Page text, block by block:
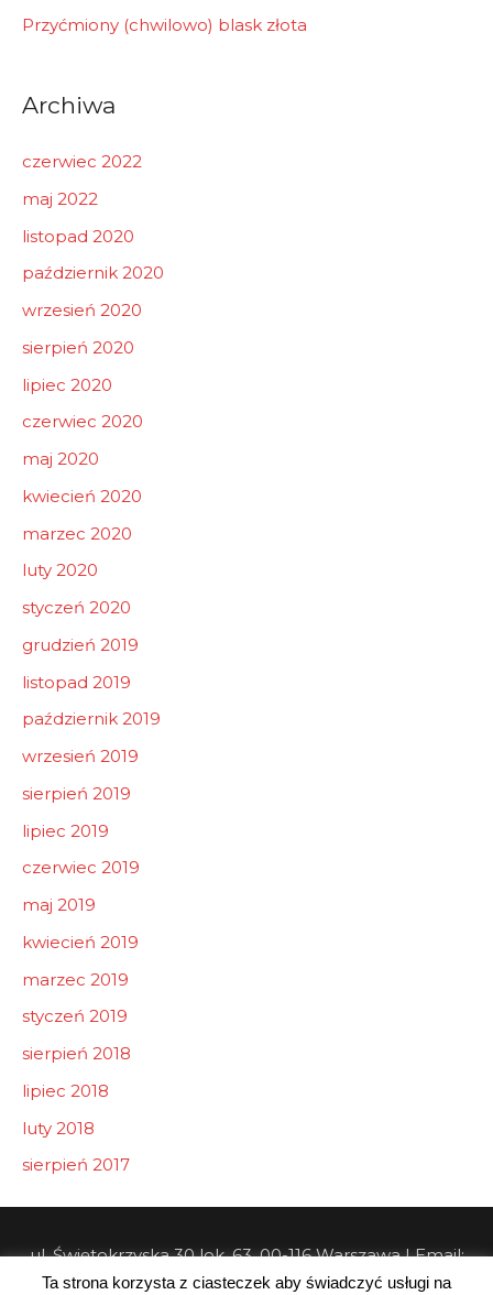
Przyćmiony (chwilowo) blask złota
Archiwa
czerwiec 2022
maj 2022
listopad 2020
październik 2020
wrzesień 2020
sierpień 2020
lipiec 2020
czerwiec 2020
maj 2020
kwiecień 2020
marzec 2020
luty 2020
styczeń 2020
grudzień 2019
listopad 2019
październik 2019
wrzesień 2019
sierpień 2019
lipiec 2019
czerwiec 2019
maj 2019
kwiecień 2019
marzec 2019
styczeń 2019
sierpień 2018
lipiec 2018
luty 2018
sierpień 2017
ul. Świętokrzyska 30 lok. 63, 00-116 Warszawa | Email:
info@pw-consulting.pl
Ta strona korzysta z ciasteczek aby świadczyć usługi na